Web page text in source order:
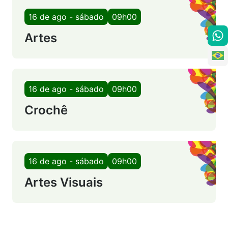
16 de ago - sábado 09h00
Artes
16 de ago - sábado 09h00
Crochê
16 de ago - sábado 09h00
Artes Visuais